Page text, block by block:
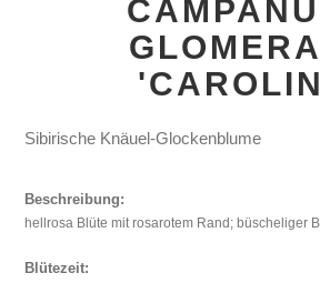
Sibirische Knäuel-Glockenblume
Beschreibung:
hellrosa Blüte mit rosarotem Rand; büscheliger
Blütezeit: